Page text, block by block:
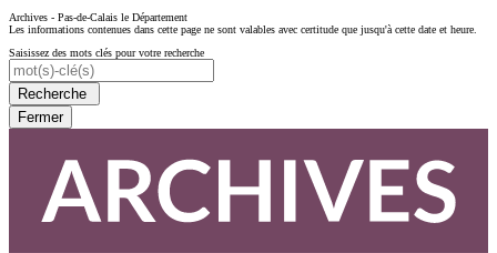
Archives - Pas-de-Calais le Département
Les informations contenues dans cette page ne sont valables avec certitude que jusqu'à cette date et heure.
Saisissez des mots clés pour votre recherche
Recherche
Fermer